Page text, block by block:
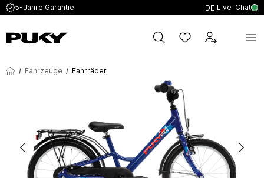
5-Jahre Garantie DE Live-Chat
/ Fahrzeuge / Fahrräder